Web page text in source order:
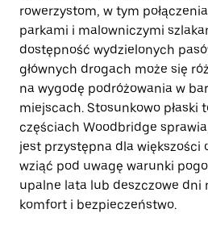
rowerzystom, w tym
parkami i malowniczymi
dostępność wydzielonych
głównych drogach może się
na wygodę podróżowania w
miejscach. Stosunkowo płaski
częściach Woodbridge
jest przystępna dla większości
wziąć pod uwagę warunki
upalne lata lub deszczowe dni
komfort i bezpieczeństwo.